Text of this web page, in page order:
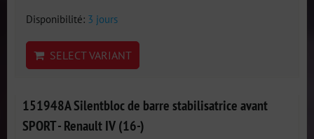
Disponibilité: 3 jours
SELECT VARIANT
151948A Silentbloc de barre stabilisatrice avant
SPORT - Renault IV (16-)